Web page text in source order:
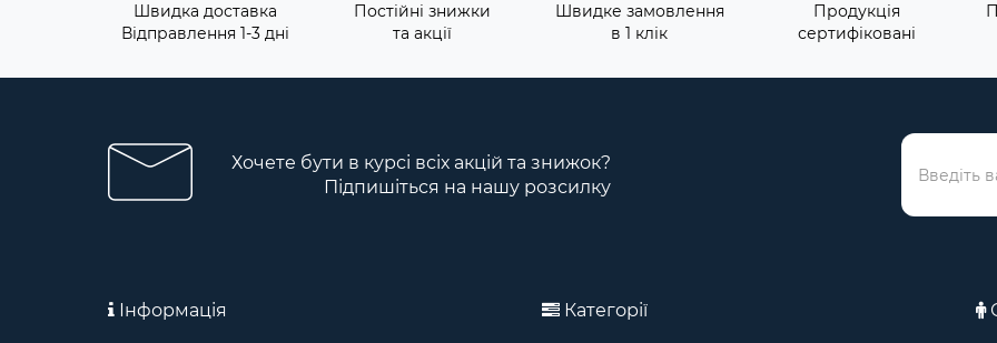
Швидка доставка
Відправлення 1-3 дні
Постійні знижки
та акції
Швидке замовлення
в 1 клік
Продукція
сертифіковані
Хочете бути в курсі всіх акцій та знижок?
Підпишіться на нашу розсилку
Інформація Категорії